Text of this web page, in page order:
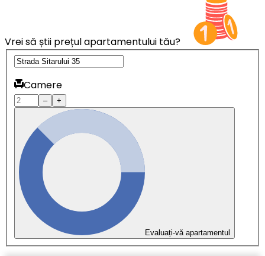
Vrei să știi prețul apartamentului tău?
Camere
– +
Evaluați-vă apartamentul